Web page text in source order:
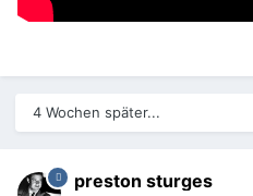
4 Wochen später...
preston sturges